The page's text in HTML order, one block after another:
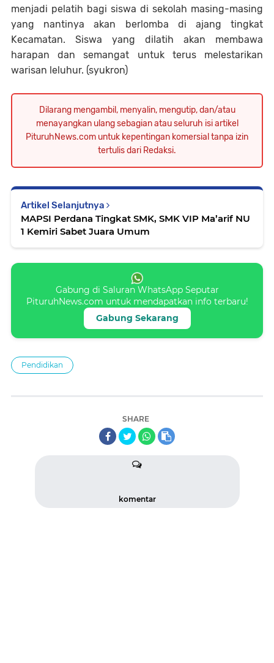
menjadi pelatih bagi siswa di sekolah masing-masing
yang nantinya akan berlomba di ajang tingkat
Kecamatan. Siswa yang dilatih akan membawa
harapan dan semangat untuk terus melestarikan
warisan leluhur. (syukron)
Dilarang mengambil, menyalin, mengutip, dan/atau
menayangkan ulang sebagian atau seluruh isi artikel
PituruhNews.com untuk kepentingan komersial tanpa izin
tertulis dari Redaksi.
Artikel Selanjutnya
MAPSI Perdana Tingkat SMK, SMK VIP Ma’arif NU
1 Kemiri Sabet Juara Umum
Gabung di Saluran WhatsApp Seputar
PituruhNews.com untuk mendapatkan info terbaru!
Gabung Sekarang
Pendidikan
SHARE
komentar